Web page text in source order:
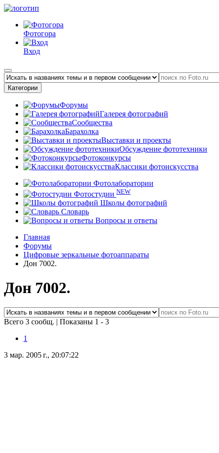
Фотогора
Вход
Категории
Форумы
Галерея фотографий
Сообщества
Барахолка
Выставки и проекты
Обсуждение фототехники
Фотоконкурсы
Классики фотоискусства
Фотолаборатории
Фотостудии NEW
Школы фотографий
Словарь
Вопросы и ответы
Главная
Форумы
Цифровые зеркальные фотоаппараты
Дон 7002.
Дон 7002.
Всего 3 сообщ. | Показаны 1 - 3
1
3 мар. 2005 г., 20:07:22